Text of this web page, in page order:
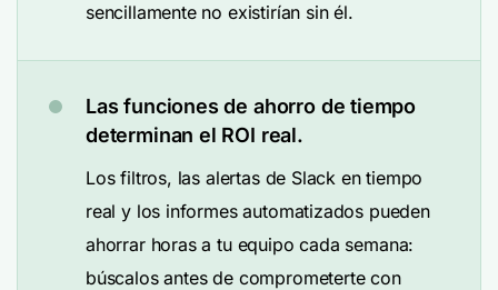
sencillamente no existirían sin él.
Las funciones de ahorro de tiempo
determinan el ROI real.
Los filtros, las alertas de Slack en tiempo
real y los informes automatizados pueden
ahorrar horas a tu equipo cada semana:
búscalos antes de comprometerte con